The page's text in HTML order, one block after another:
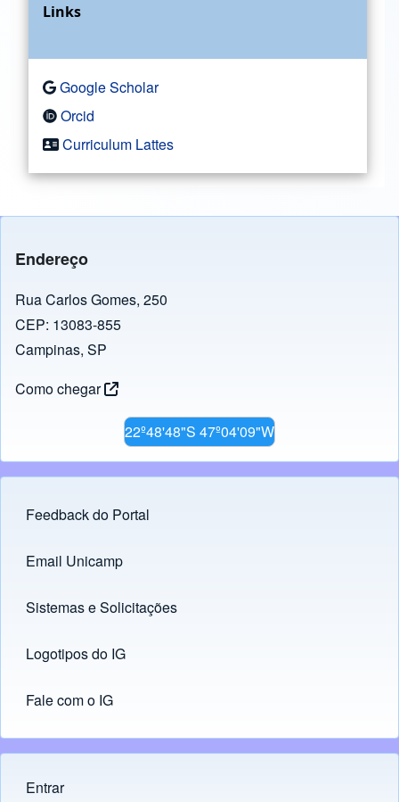
Links
Google Scholar
Orcid
Curriculum Lattes
Endereço
Rua Carlos Gomes, 250
CEP: 13083-855
Campinas, SP
Como chegar
22º48'48"S 47º04'09"W
Footer menu
Feedback do Portal
Links
Email Unicamp
(opens in new tab)
Sistemas e Solicitações
(opens in new tab)
Logotipos do IG
(opens in new tab)
Fale com o IG
Menu do usuário
Entrar